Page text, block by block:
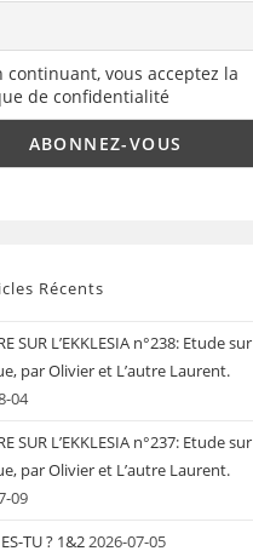
continuant, vous acceptez la
de confidentialité
Récents
SUR L’EKKLESIA n°238: Etude sur
par Olivier et L’autre Laurent.
04
SUR L’EKKLESIA n°237: Etude sur
par Olivier et L’autre Laurent.
09
TU ? 1&22026-07-05